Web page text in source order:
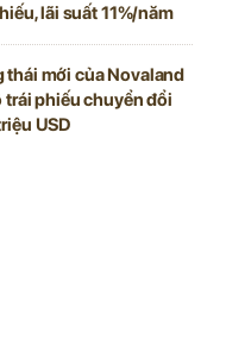
lãi suất 11%/năm
thái mới của Novaland
trái phiếu chuyển đổi
USD